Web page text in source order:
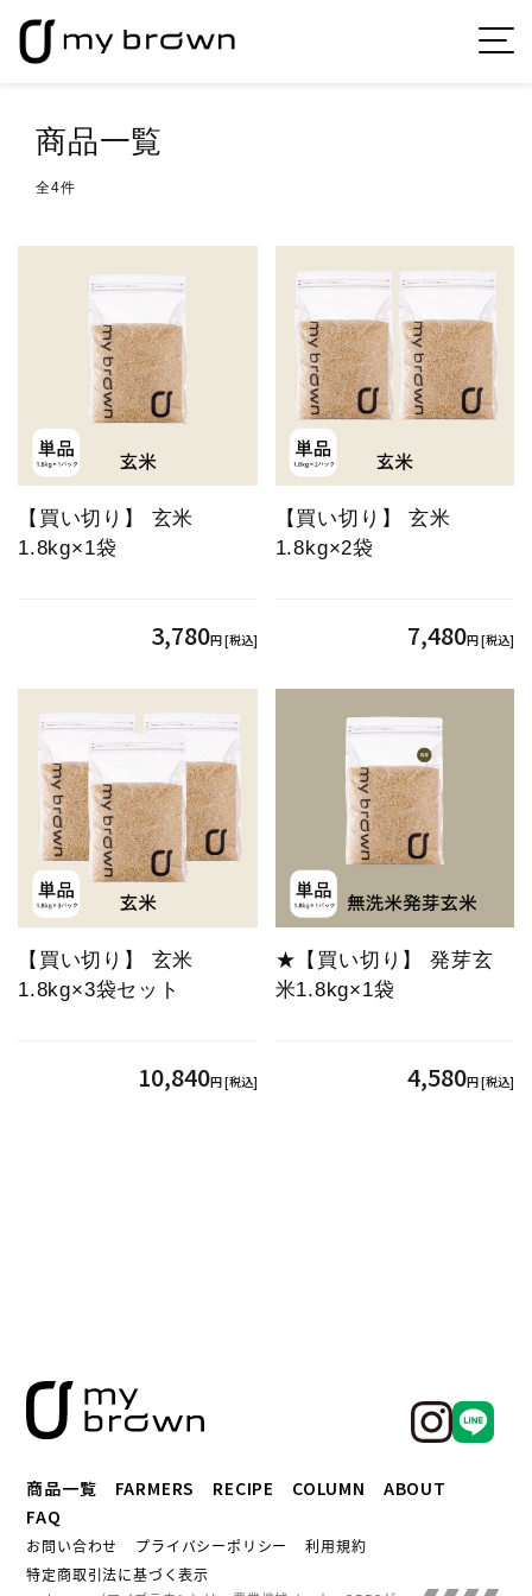
商品一覧
全4件
【買い切り】 玄米
1.8kg×1袋
3,780円 [税込]
【買い切り】 玄米
1.8kg×2袋
7,480円 [税込]
【買い切り】 玄米
1.8kg×3袋セット
10,840円 [税込]
★【買い切り】 発芽玄
米1.8kg×1袋
4,580円 [税込]
商品一覧 FARMERS RECIPE COLUMN
ABOUT
FAQ
お問い合わせ プライバシーポリシー
利用規約
特定商取引法に基づく表示